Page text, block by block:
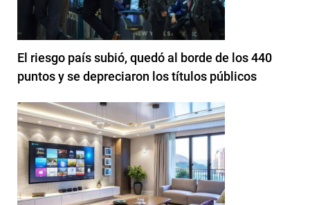
El riesgo país subió, quedó al borde de los 440
puntos y se depreciaron los títulos públicos